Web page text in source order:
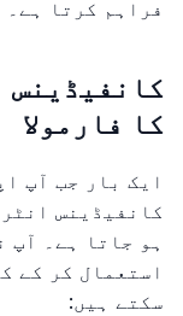
فراہم کرتا ہے۔
کانفیڈینس
کا فارمولا
ایک بار جب آپ
کانفیڈینس
ہو جاتا ہے۔ آپ
استعمال کر کے
سکتے ہیں: